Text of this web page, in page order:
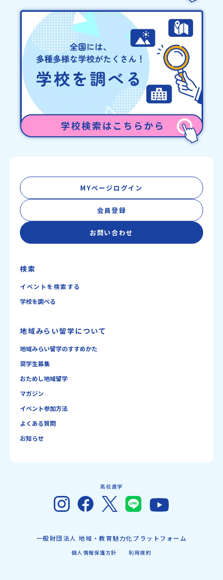
MYページログイン
会員登録
お問い合わせ
検索
イベントを検索する
学校を調べる
地域みらい留学について
地域みらい留学のすすめかた
奨学生募集
おためし地域留学
マガジン
イベント参加方法
よくある質問
お知らせ
高校進学
一般財団法人 地域・教育魅力化プラットフォーム
個人情報保護方針 利用規約